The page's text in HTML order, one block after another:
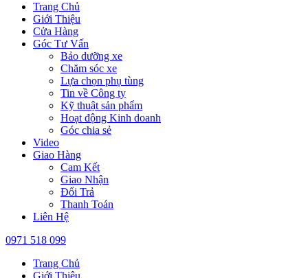
Trang Chủ
Giới Thiệu
Cửa Hàng
Góc Tư Vấn
Bảo dưỡng xe
Chăm sóc xe
Lựa chọn phụ tùng
Tin về Công ty
Kỹ thuật sản phẩm
Hoạt động Kinh doanh
Góc chia sẻ
Video
Giao Hàng
Cam Kết
Giao Nhận
Đổi Trả
Thanh Toán
Liên Hệ
0971 518 099
Trang Chủ